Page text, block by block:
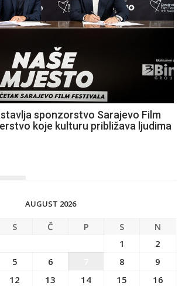
sponzorstvo Sarajevo Film
koje kulturu približava ljudima
AUGUST 2026
S Č P S
N
1
2
5 6 8
9
12 13 14 15
16